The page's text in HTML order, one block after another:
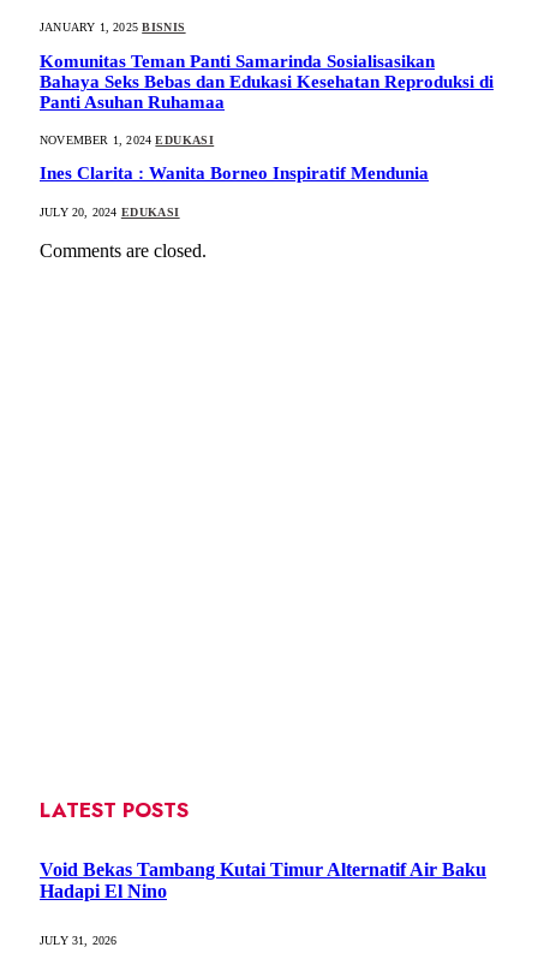
JANUARY 1, 2025 BISNIS
Komunitas Teman Panti Samarinda Sosialisasikan
Bahaya Seks Bebas dan Edukasi Kesehatan Reproduksi di
Panti Asuhan Ruhamaa
NOVEMBER 1, 2024 EDUKASI
Ines Clarita : Wanita Borneo Inspiratif Mendunia
JULY 20, 2024 EDUKASI
Comments are closed.
LATEST POSTS
Void Bekas Tambang Kutai Timur Alternatif Air Baku
Hadapi El Nino
JULY 31, 2026